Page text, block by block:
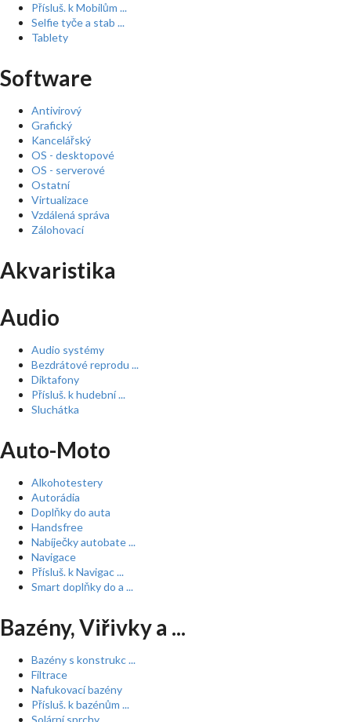
Přísluš. k Mobilům ...
Selfie tyče a stab ...
Tablety
Software
Antivirový
Grafický
Kancelářský
OS - desktopové
OS - serverové
Ostatní
Virtualizace
Vzdálená správa
Zálohovací
Akvaristika
Audio
Audio systémy
Bezdrátové reprodu ...
Diktafony
Přísluš. k hudební ...
Sluchátka
Auto-Moto
Alkohotestery
Autorádia
Doplňky do auta
Handsfree
Nabíječky autobate ...
Navigace
Přísluš. k Navigac ...
Smart doplňky do a ...
Bazény, Viřivky a ...
Bazény s konstrukc ...
Filtrace
Nafukovací bazény
Přísluš. k bazénům ...
Solární sprchy